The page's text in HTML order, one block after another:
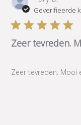
Geverifieerde
Zeer tevreden.
Zeer tevreden. Mooi